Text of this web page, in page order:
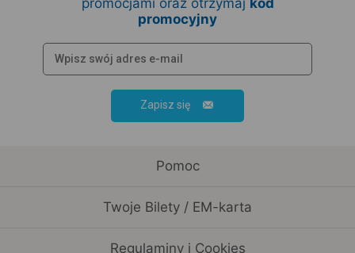
promocyjny
Zapisz się
Pomoc
Twoje Bilety / EM-karta
Regulaminy i Cookies